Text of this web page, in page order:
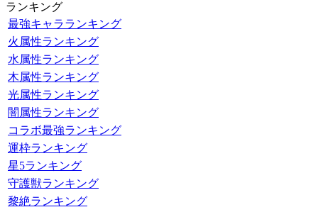
ランキング
最強キャラランキング
火属性ランキング
水属性ランキング
木属性ランキング
光属性ランキング
闇属性ランキング
コラボ最強ランキング
運枠ランキング
星5ランキング
守護獣ランキング
黎絶ランキング